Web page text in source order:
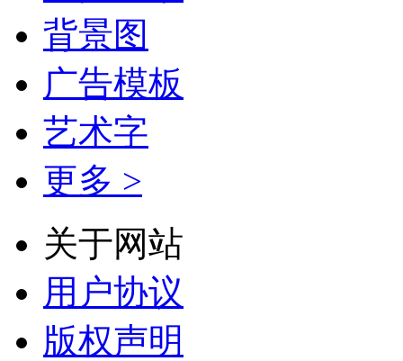
背景图
广告模板
艺术字
更多 >
关于网站
用户协议
版权声明